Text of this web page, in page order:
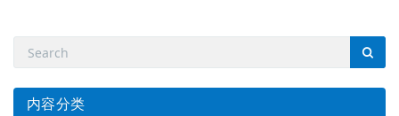
内容分类